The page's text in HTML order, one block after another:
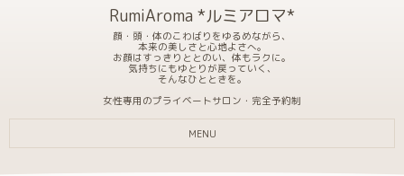
RumiAroma *ルミアロマ*
顔・頭・体のこわばりをゆるめながら、
本来の美しさと心地よさへ。
お顔はすっきりととのい、体もラクに。
気持ちにもゆとりが戻っていく、
そんなひとときを。
女性専用のプライベートサロン・完全予約制
MENU